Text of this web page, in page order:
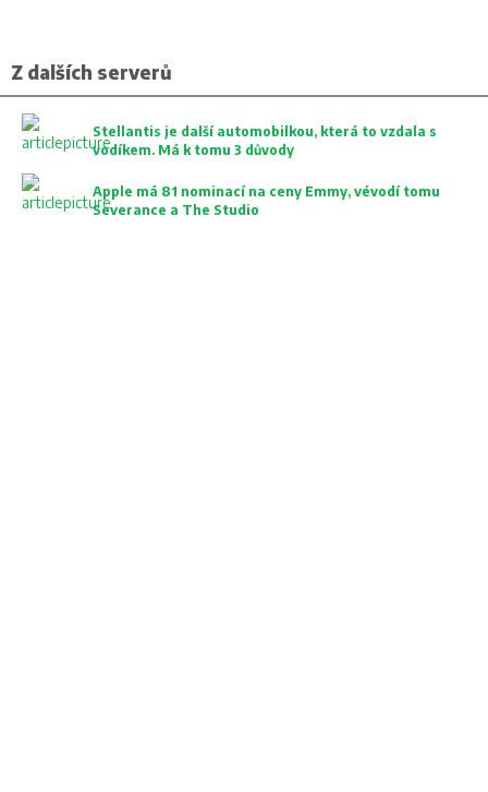
Z dalších serverů
Stellantis je další automobilkou, která to vzdala s
vodíkem. Má k tomu 3 důvody
Apple má 81 nominací na ceny Emmy, vévodí tomu
Severance a The Studio